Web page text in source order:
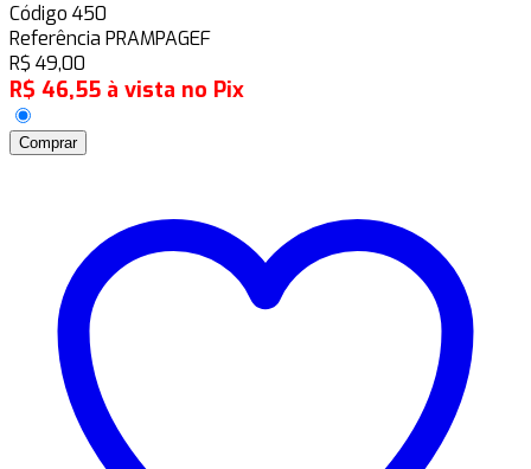
Código 450
Referência PRAMPAGEF
R$ 49,00
R$ 46,55 à vista no Pix
Comprar